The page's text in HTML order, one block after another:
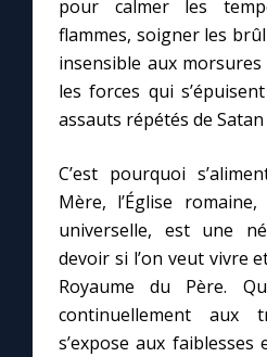
pour calmer les
flammes, soigner les
insensible aux
les forces qui
assauts répétés de
C’est pourquoi
Mère, l’Église
universelle, est une
devoir si l’on veut vivre
Royaume du Père.
continuellement aux
s’expose aux